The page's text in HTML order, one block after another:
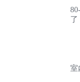
了
室